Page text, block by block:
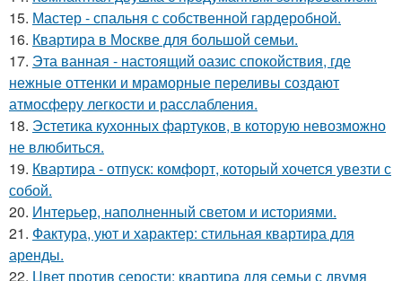
15. Мастер - спальня с собственной гардеробной.
16. Квартира в Москве для большой семьи.
17. Эта ванная - настоящий оазис спокойствия, где
нежные оттенки и мраморные переливы создают
атмосферу легкости и расслабления.
18. Эстетика кухонных фартуков, в которую невозможно
не влюбиться.
19. Квартира - отпуск: комфорт, который хочется увезти с
собой.
20. Интерьер, наполненный светом и историями.
21. Фактура, уют и характер: стильная квартира для
аренды.
22. Цвет против серости: квартира для семьи с двумя